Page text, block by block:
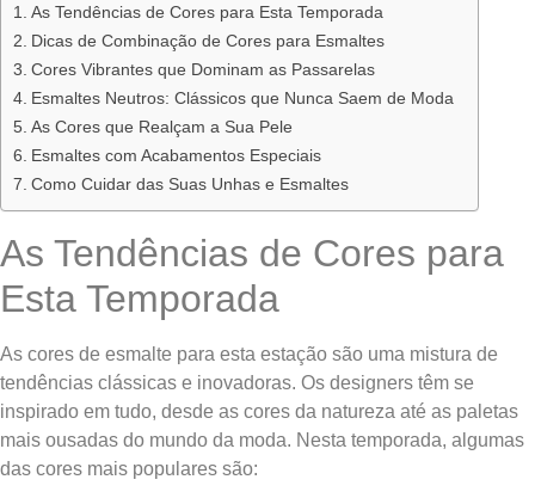
As Tendências de Cores para Esta Temporada
Dicas de Combinação de Cores para Esmaltes
Cores Vibrantes que Dominam as Passarelas
Esmaltes Neutros: Clássicos que Nunca Saem de Moda
As Cores que Realçam a Sua Pele
Esmaltes com Acabamentos Especiais
Como Cuidar das Suas Unhas e Esmaltes
As Tendências de Cores para
Esta Temporada
As cores de esmalte para esta estação são uma mistura de
tendências clássicas e inovadoras. Os designers têm se
inspirado em tudo, desde as cores da natureza até as paletas
mais ousadas do mundo da moda. Nesta temporada, algumas
das cores mais populares são: